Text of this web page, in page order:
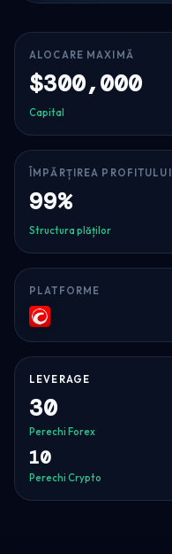
ALOCARE MAXIMĂ
$300,000
Capital
ÎMPĂRȚIREA PROFITULUI
99%
Structura plăților
PLATFORME
cTrader
LEVERAGE
30
Perechi Forex
10
Perechi Crypto